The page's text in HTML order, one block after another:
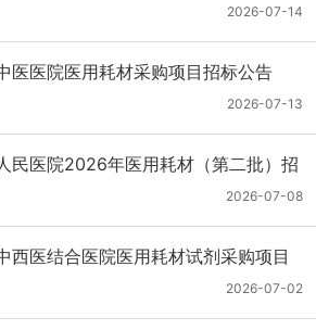
2026-07-14
医医院医用耗材采购项目招标公告
2026-07-13
民医院2026年医用耗材（第二批）招
2026-07-08
西医结合医院医用耗材试剂采购项目
普通耗材）公开招标公告
2026-07-02